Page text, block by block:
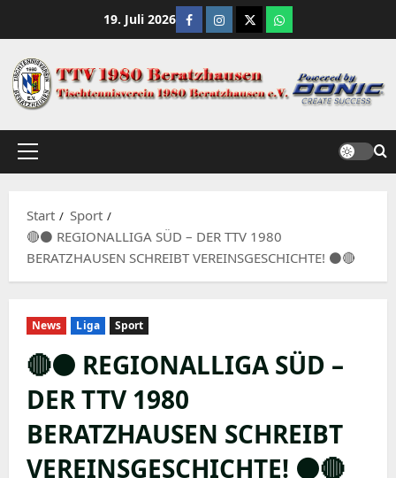
springen
19. Juli 2026 Facebook
Instagram
X WhatsApp
Primäres
Start
Sport
🔴⚫️ REGIONALLIGA SÜD – DER TTV 1980
BERATZHAUSEN SCHREIBT VEREINSGESCHICHTE! ⚫️🔴
News Liga Sport
🔴⚫️ REGIONALLIGA SÜD –
DER TTV 1980
BERATZHAUSEN SCHREIBT
VEREINSGESCHICHTE! ⚫️🔴